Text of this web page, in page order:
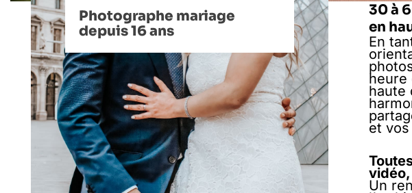
Photographe mariage
depuis 16 ans
30 à
en
En
heure
haute
et
Un